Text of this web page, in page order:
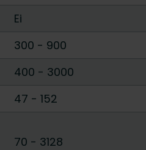
Ei
300 - 900
400 - 3000
47 - 152
70 - 3128